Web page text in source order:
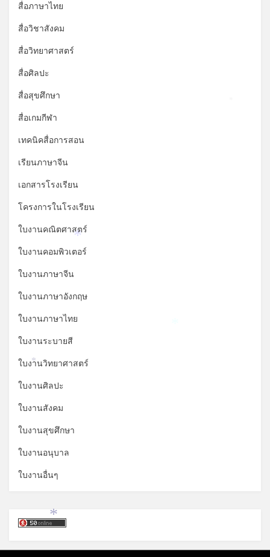
สื่อภาษาไทย
สื่อวิชาสังคม
สื่อวิทยาศาสตร์
สื่อศิลปะ
สื่อสุขศึกษา
สื่อเกมกีฬา
เทคนิคสื่อการสอน
เรียนภาษาจีน
เอกสารโรงเรียน
โครงการในโรงเรียน
ใบงานคณิตศาสตร์
ใบงานคอมพิวเตอร์
ใบงานภาษาจีน
ใบงานภาษาอังกฤษ
ใบงานภาษาไทย
ใบงานระบายสี
ใบงานวิทยาศาสตร์
ใบงานศิลปะ
ใบงานสังคม
ใบงานสุขศึกษา
ใบงานอนุบาล
ใบงานอื่นๆ
*
*
*